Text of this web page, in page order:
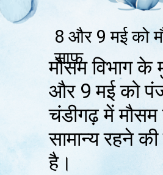
8 और 9 मई को
साफ
मौसम विभाग के
और 9 मई को
चंडीगढ़ में
सामान्य रहने
है।